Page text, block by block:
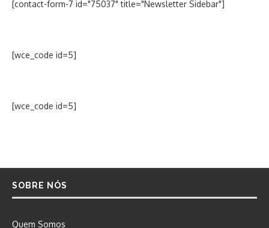
[contact-form-7 id="75037" title="Newsletter Sidebar"]
[wce_code id=5]
[wce_code id=5]
SOBRE NÓS
Quem Somos